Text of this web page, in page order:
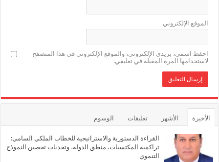
الموقع الإلكتروني
احفظ اسمي، بريدي الإلكتروني، والموقع الإلكتروني في هذا المتصفح
لاستخدامها المرة المقبلة في تعليقي.
الأخيرة الأشهر تعليقات الوسوم
القراءة الدستورية والاستراتيجية للخطاب الملكي السامي:
تراكمية المكتسبات، منطق الدولة، وتحديات تحصين النموذج
التنموي